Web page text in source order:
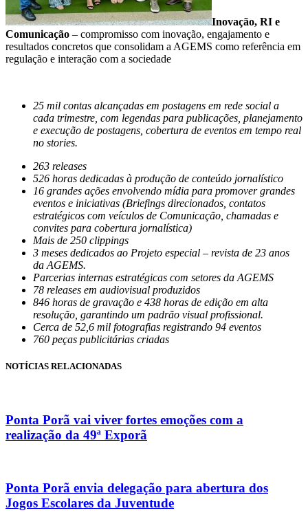
Inovação, RI e
Comunicação – compromisso com inovação, engajamento e
resultados concretos que consolidam a AGEMS como referência em
regulação e interação com a sociedade
25 mil contas alcançadas em postagens em rede social a
cada trimestre, com legendas para publicações, planejamento
e execução de postagens, cobertura de eventos em tempo real
no stories.
263 releases
526 horas dedicadas à produção de conteúdo jornalístico
16 grandes ações envolvendo mídia para promover grandes
eventos e iniciativas (Briefings direcionados, contatos
estratégicos com veículos de Comunicação, chamadas e
convites para cobertura jornalística)
Mais de 250 clippings
3 meses dedicados ao Projeto especial – revista de 23 anos
da AGEMS.
Parcerias internas estratégicas com setores da AGEMS
78 releases em audiovisual produzidos
846 horas de gravação e 438 horas de edição em alta
resolução, garantindo um padrão visual profissional.
Cerca de 52,6 mil fotografias registrando 94 eventos
760 peças publicitárias criadas
NOTÍCIAS RELACIONADAS
Ponta Porã vai viver fortes emoções com a
realização da 49ª Exporã
Ponta Porã envia delegação para abertura dos
Jogos Escolares da Juventude